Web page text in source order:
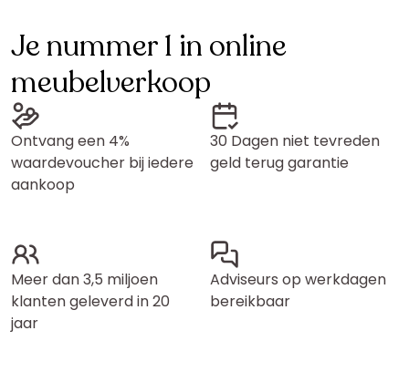
Je nummer 1 in online
meubelverkoop
Ontvang een 4%
waardevoucher bij iedere
aankoop
30 Dagen niet tevreden
geld terug garantie
Meer dan 3,5 miljoen
klanten geleverd in 20
jaar
Adviseurs op werkdagen
bereikbaar